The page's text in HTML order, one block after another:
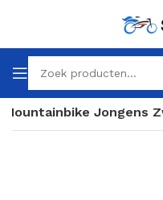
Jongens